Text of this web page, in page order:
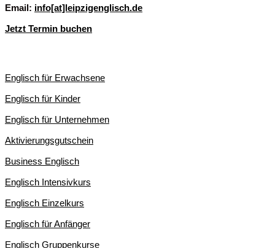
Email: info[at]leipzigenglisch.de
Jetzt Termin buchen
Englisch für Erwachsene
Englisch für Kinder
Englisch für Unternehmen
Aktivierungsgutschein
Business Englisch
Englisch Intensivkurs
Englisch Einzelkurs
Englisch für Anfänger
Englisch Gruppenkurse